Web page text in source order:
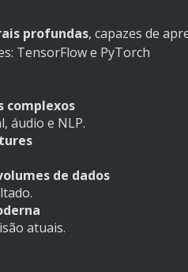
profundas, capazes de
TensorFlow e PyTorch
complexos
áudio e NLP.
de dados
atuais.